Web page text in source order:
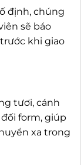
định, chúng
sẽ báo
khi giao
tươi, cánh
form, giúp
xa trong